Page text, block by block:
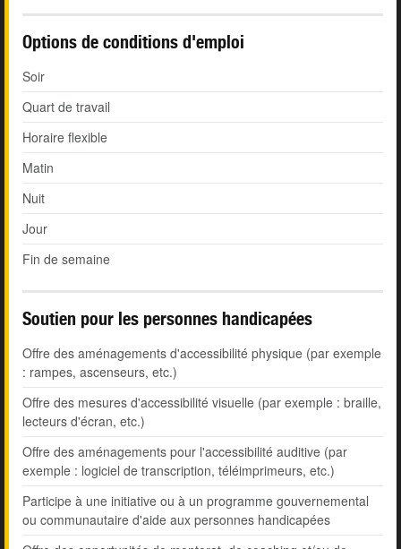
Options de conditions d'emploi
Soir
Quart de travail
Horaire flexible
Matin
Nuit
Jour
Fin de semaine
Soutien pour les personnes handicapées
Offre des aménagements d'accessibilité physique (par exemple
: rampes, ascenseurs, etc.)
Offre des mesures d'accessibilité visuelle (par exemple : braille,
lecteurs d'écran, etc.)
Offre des aménagements pour l'accessibilité auditive (par
exemple : logiciel de transcription, téléimprimeurs, etc.)
Participe à une initiative ou à un programme gouvernemental
ou communautaire d'aide aux personnes handicapées